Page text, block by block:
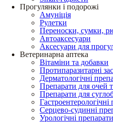
Прогулянки і подорожі
Амуніція
Рулетки
Переноски, сумки,
Автоаксесуари
Аксесуари для
Ветеринарна аптека
Вітаміни та добавки
Протипаразитарні
Дерматологічні
Препарати для очей
Препарати для
Гастроентерологічні
Серцево-судинні
Урологічні препарати